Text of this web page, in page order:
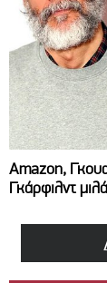
Amazon,
Γκάρφιλντ